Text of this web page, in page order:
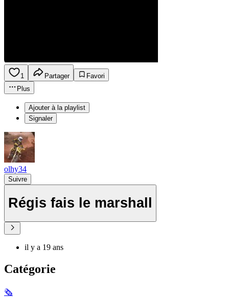
1 Partager
Favori
Plus
Ajouter à la playlist
Signaler
olhy34
Suivre
Régis fais le marshall
il y a 19 ans
Catégorie
🗞